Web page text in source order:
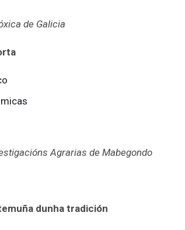
de Galicia
Agrarias de Mabegondo
dunha tradición